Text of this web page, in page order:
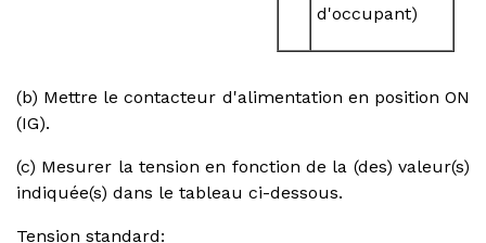
d'occupant)
(b) Mettre le contacteur d'alimentation en position ON
(IG).
(c) Mesurer la tension en fonction de la (des) valeur(s)
indiquée(s) dans le tableau ci-dessous.
Tension standard: